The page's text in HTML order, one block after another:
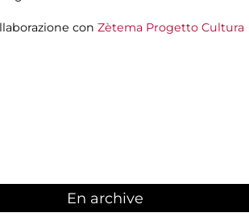
con Zètema Progetto Cultura
En archive